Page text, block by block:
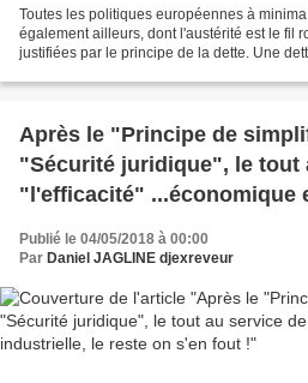
Toutes les politiques européennes à
également ailleurs, dont l'austérité est le fil
justifiées par le principe de la dette. Une
Après le "Principe de
"Sécurité juridique", le tout
"l'efficacité" ...économique
Publié le 04/05/2018 à 00:00
Par Daniel JAGLINE djexreveur